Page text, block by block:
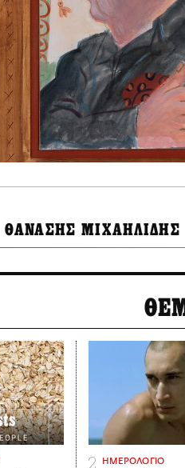
ΘΑΝΑΣΗΣ ΜΙΧΑΗΛΙΔΗΣ
ΗΜΕΡΟΛΟΓΙΟ